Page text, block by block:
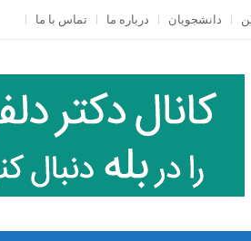
دانشجویان درباره ما تماس با ما